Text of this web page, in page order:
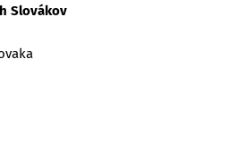
Slovákov